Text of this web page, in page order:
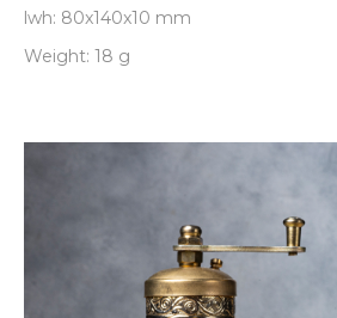
lwh: 80x140x10 mm
Weight: 18 g